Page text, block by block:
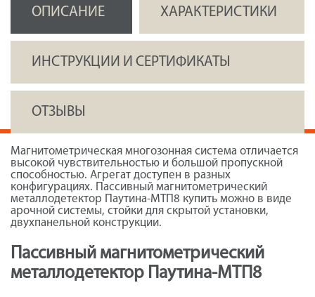
ОПИСАНИЕ ХАРАКТЕРИСТИКИ
ИНСТРУКЦИИ И СЕРТИФИКАТЫ
ОТЗЫВЫ
Магнитометрическая многозонная система отличается
высокой чувствительностью и большой пропускной
способностью. Агрегат доступен в разных
конфигурациях. Пассивный магнитометрический
металлодетектор Паутина-МТП8 купить можно в виде
арочной системы, стойки для скрытой установки,
двухпанельной конструкции.
Пассивный магнитометрический
металлодетектор Паутина-МТП8